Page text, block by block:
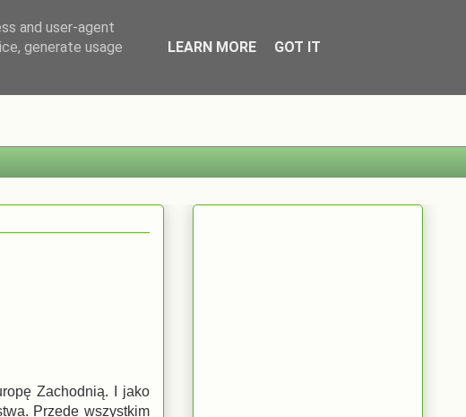
Zachodnią. I jako
Przede wszystkim
and user-agent
generate usage
LEARN MORE GOT IT